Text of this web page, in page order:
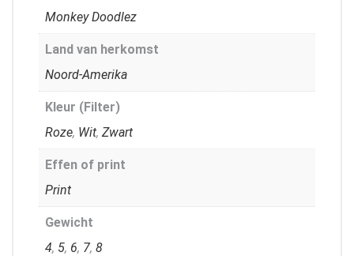
Monkey Doodlez
Land van herkomst
Noord-Amerika
Kleur (Filter)
Roze, Wit, Zwart
Effen of print
Print
Gewicht
4, 5, 6, 7, 8